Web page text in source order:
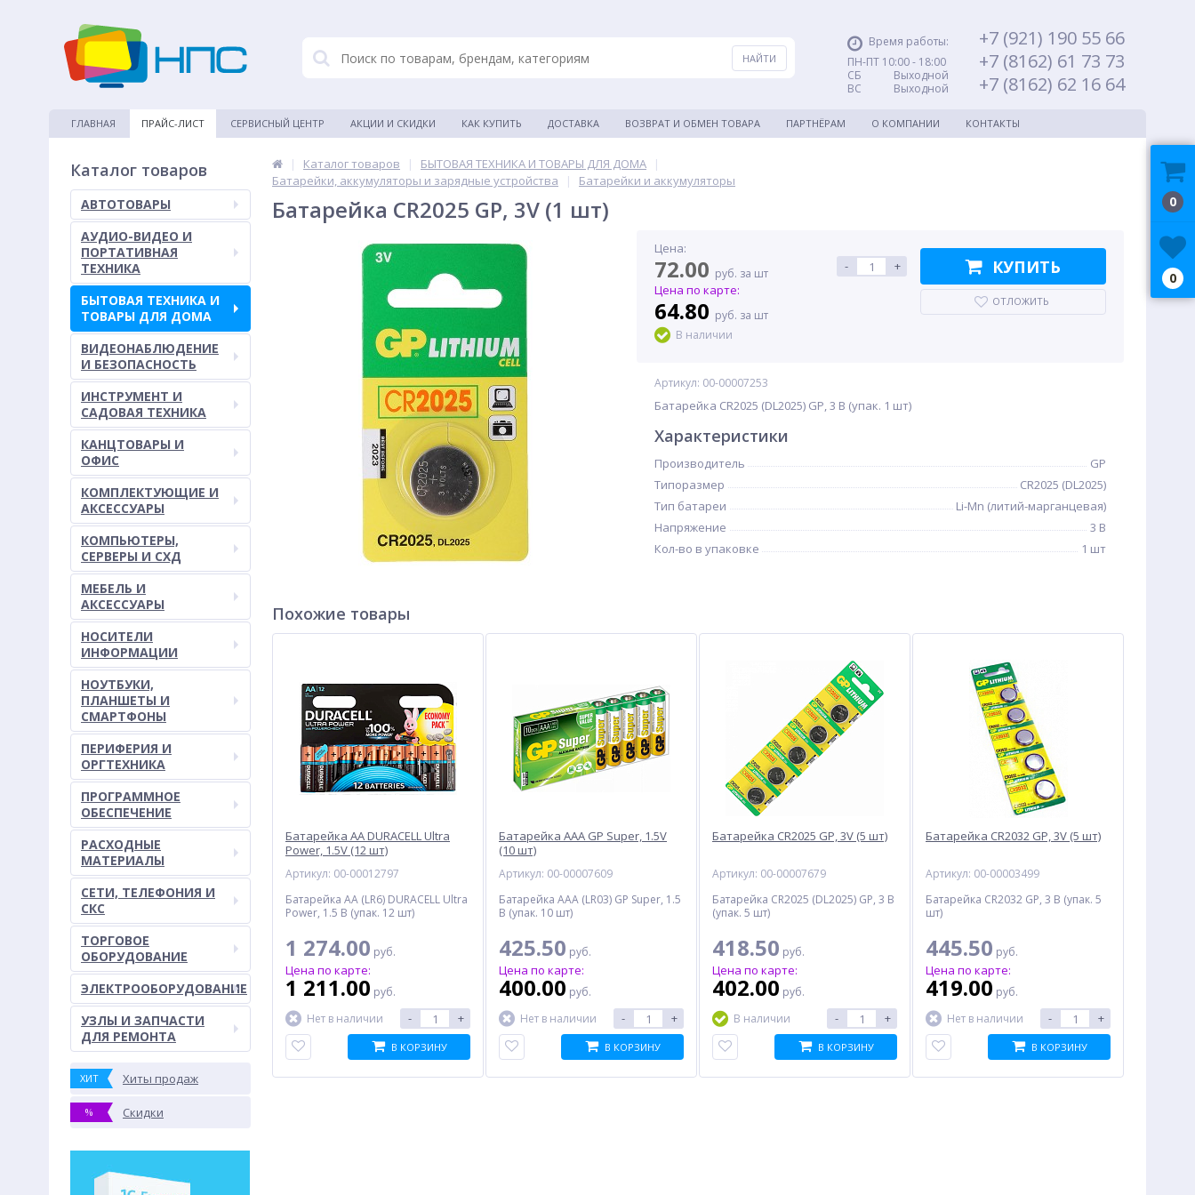
Время работы:
ПН-ПТ 10:00 - 18:00
СБ Выходной
ВС Выходной
+7 (921) 190 55 66
+7 (8162) 61 73 73
+7 (8162) 62 16 64
ГЛАВНАЯ ПРАЙС-ЛИСТ СЕРВИСНЫЙ ЦЕНТР АКЦИИ И СКИДКИ КАК КУПИТЬ ДОСТАВКА ВОЗВРАТ И ОБМЕН ТОВАРА ПАРТНЁРАМ О КОМПАНИИ КОНТАКТЫ
Каталог товаров
АВТОТОВАРЫ
АУДИО-ВИДЕО И
ПОРТАТИВНАЯ
ТЕХНИКА
БЫТОВАЯ ТЕХНИКА И
ТОВАРЫ ДЛЯ ДОМА
ВИДЕОНАБЛЮДЕНИЕ
И БЕЗОПАСНОСТЬ
ИНСТРУМЕНТ И
САДОВАЯ ТЕХНИКА
КАНЦТОВАРЫ И
ОФИС
КОМПЛЕКТУЮЩИЕ И
АКСЕССУАРЫ
КОМПЬЮТЕРЫ,
СЕРВЕРЫ И СХД
МЕБЕЛЬ И
АКСЕССУАРЫ
НОСИТЕЛИ
ИНФОРМАЦИИ
НОУТБУКИ,
ПЛАНШЕТЫ И
СМАРТФОНЫ
ПЕРИФЕРИЯ И
ОРГТЕХНИКА
ПРОГРАММНОЕ
ОБЕСПЕЧЕНИЕ
РАСХОДНЫЕ
МАТЕРИАЛЫ
СЕТИ, ТЕЛЕФОНИЯ И
СКС
ТОРГОВОЕ
ОБОРУДОВАНИЕ
ЭЛЕКТРООБОРУДОВАНИЕ
УЗЛЫ И ЗАПЧАСТИ
ДЛЯ РЕМОНТА
ХИТ Хиты продаж
% Скидки
| Каталог товаров | БЫТОВАЯ ТЕХНИКА И ТОВАРЫ ДЛЯ ДОМА
|
Батарейки, аккумуляторы и зарядные устройства
| Батарейки и аккумуляторы
Батарейка CR2025 GP, 3V (1 шт)
Цена:
72.00 руб. за шт
Цена по карте:
64.80 руб. за шт
В наличии
- + КУПИТЬ
ОТЛОЖИТЬ
Артикул: 00-00007253
Батарейка CR2025 (DL2025) GP, 3 В (упак. 1 шт)
Характеристики
Производитель
GP
Типоразмер
CR2025 (DL2025)
Тип батареи
Li-Mn (литий-марганцевая)
Напряжение
3 В
Кол-во в упаковке
1 шт
Похожие товары
Батарейка AA DURACELL Ultra
Power, 1.5V (12 шт)
Артикул: 00-00012797
Батарейка AA (LR6) DURACELL Ultra
Power, 1.5 В (упак. 12 шт)
1 274.00 руб.
Цена по карте:
1 211.00 руб.
Нет в наличии
- +
В КОРЗИНУ
Батарейка AAA GP Super, 1.5V
(10 шт)
Артикул: 00-00007609
Батарейка AAA (LR03) GP Super, 1.5
В (упак. 10 шт)
425.50 руб.
Цена по карте:
400.00 руб.
Нет в наличии
- +
В КОРЗИНУ
Батарейка CR2025 GP, 3V (5 шт)
Артикул: 00-00007679
Батарейка CR2025 (DL2025) GP, 3 В
(упак. 5 шт)
418.50 руб.
Цена по карте:
402.00 руб.
В наличии
- +
В КОРЗИНУ
Батарейка CR2032 GP, 3V (5 шт)
Артикул: 00-00003499
Батарейка CR2032 GP, 3 В (упак. 5
шт)
445.50 руб.
Цена по карте:
419.00 руб.
Нет в наличии
- +
В КОРЗИНУ
0
0